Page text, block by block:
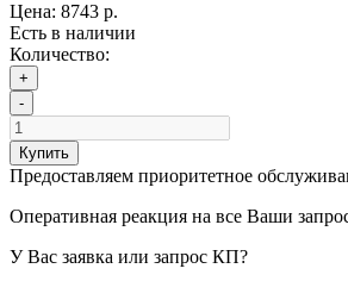
Цена: 8743 р.
Есть в наличии
Количество:
+
-
Купить
Предоставляем приоритетное
Оперативная реакция на все Ваши
У Вас заявка или запрос КП?